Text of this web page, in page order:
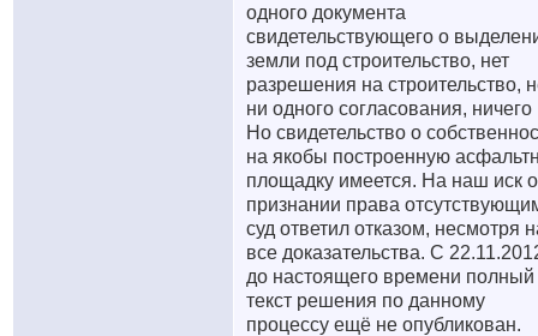
одного документа
свидетельствующего о
земли под строительство, нет
разрешения на строительство,
ни одного согласования, ничего
Но свидетельство о
на якобы построенную
площадку имеется. На наш иск о
признании права
суд ответил отказом, несмотря
все доказательства. С
до настоящего времени полный
текст решения по данному
процессу ещё не опубликован.